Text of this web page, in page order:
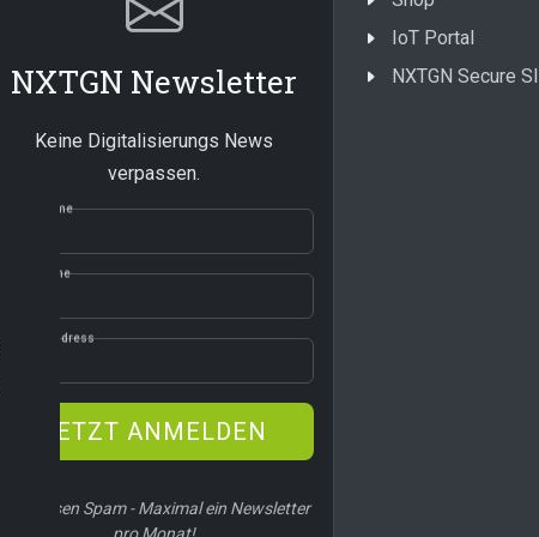
NXTGN Newsletter
Keine Digitalisierungs News
verpassen.
First name
Last name
Email address
JETZT ANMELDEN
Wir hassen Spam - Maximal ein Newsletter
IoT Portal
NXTGN Secure